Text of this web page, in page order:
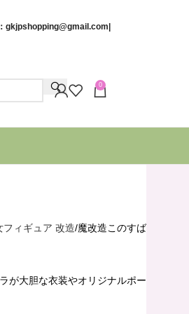
gkjpshopping@gmail.com
0
フィギュア 改造 魔改造このすば
が大胆な衣装やオリジナルポー